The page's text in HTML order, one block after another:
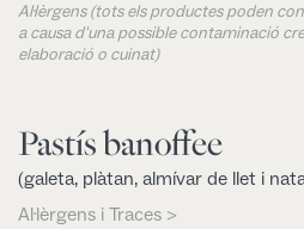
Al·lèrgens (tots els productes poden
a causa d'una possible contaminació
elaboració o cuinat)
Pastís banoffee
(galeta, plàtan, almívar de llet i
Al·lèrgens i Traces >